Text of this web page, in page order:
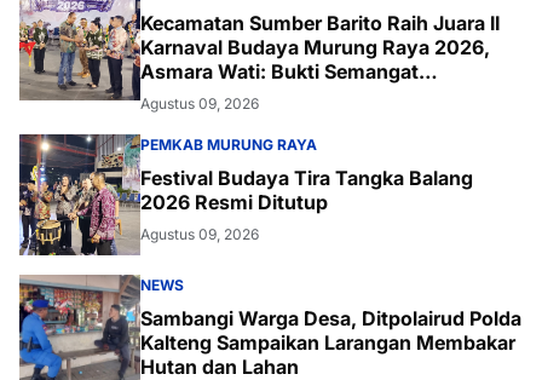
Kecamatan Sumber Barito Raih Juara II
Karnaval Budaya Murung Raya 2026,
Asmara Wati: Bukti Semangat
Melestarikan Budaya
Agustus 09, 2026
PEMKAB MURUNG RAYA
Festival Budaya Tira Tangka Balang
2026 Resmi Ditutup
Agustus 09, 2026
NEWS
Sambangi Warga Desa, Ditpolairud Polda
Kalteng Sampaikan Larangan Membakar
Hutan dan Lahan